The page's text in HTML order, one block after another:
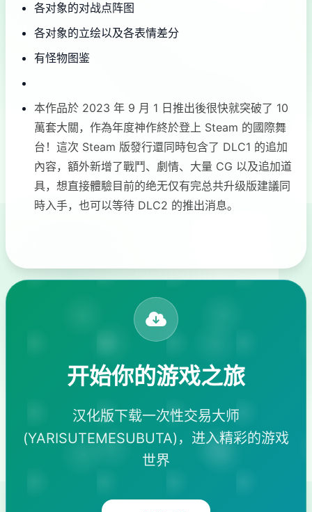
各对象的对战点阵图
各对象的立绘以及各表情差分
有怪物图鉴
本作品於 2023 年 9 月 1 日推出後很快就突破了 10
萬套大關，作為年度神作終於登上 Steam 的國際舞
台！這次 Steam 版發行還同時包含了 DLC1 的追加
內容，額外新增了戰鬥、劇情、大量 CG 以及追加道
具，想直接體驗目前的绝无仅有完总共升级版建議同
時入手，也可以等待 DLC2 的推出消息。
开始你的游戏之旅
汉化版下载一次性交易大师
(YARISUTEMESUBUTA)，进入精彩的游戏
世界